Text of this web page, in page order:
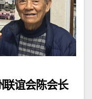
谊会陈会长